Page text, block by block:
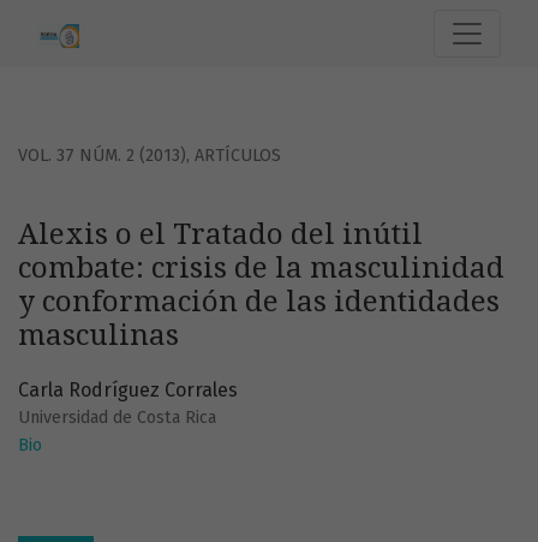
VOL. 37 NÚM. 2 (2013), ARTÍCULOS
Alexis o el Tratado del inútil
combate: crisis de la masculinidad
y conformación de las identidades
masculinas
Carla Rodríguez Corrales
Universidad de Costa Rica
Bio